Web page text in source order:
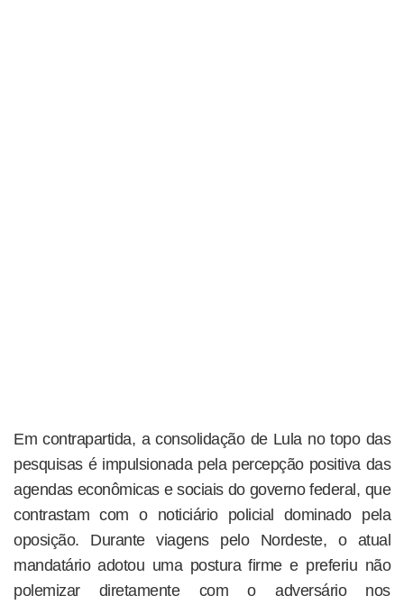
Em contrapartida, a consolidação de Lula no topo das
pesquisas é impulsionada pela percepção positiva das
agendas econômicas e sociais do governo federal, que
contrastam com o noticiário policial dominado pela
oposição. Durante viagens pelo Nordeste, o atual
mandatário adotou uma postura firme e preferiu não
polemizar diretamente com o adversário nos